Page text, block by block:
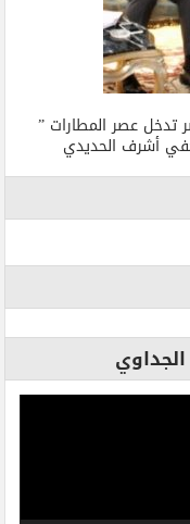
تدخل عصر المطارات ”
أشرف الحديدي